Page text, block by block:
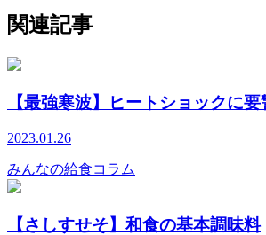
関連記事
【最強寒波】ヒートショックに要
2023.01.26
みんなの給食コラム
【さしすせそ】和食の基本調味料